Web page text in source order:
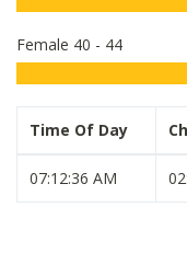
Female 40 - 44
Time Of Day
07:12:36 AM